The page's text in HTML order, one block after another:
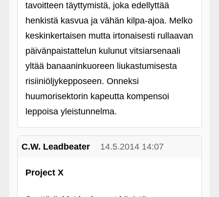
tavoitteen täyttymistä, joka edellyttää
henkistä kasvua ja vähän kilpa-ajoa. Melko
keskinkertaisen mutta irtonaisesti rullaavan
päivänpaistattelun kulunut vitsiarsenaali
yltää banaaninkuoreen liukastumisesta
risiiniöljykepposeen. Onneksi
huumorisektorin kapeutta kompensoi
leppoisa yleistunnelma.
C.W. Leadbeater 14.5.2014 14:07
Project X